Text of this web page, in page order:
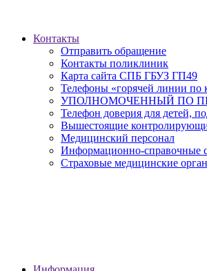
Контакты
Отправить обращение
Контакты поликлиник
Карта сайта СПБ ГБУЗ ГП49
Телефоны «горячей линии по
УПОЛНОМОЧЕННЫЙ ПО
Телефон доверия для детей,
Вышестоящие
Медицинский персонал
Информационно-справочные
Страховые медицинские